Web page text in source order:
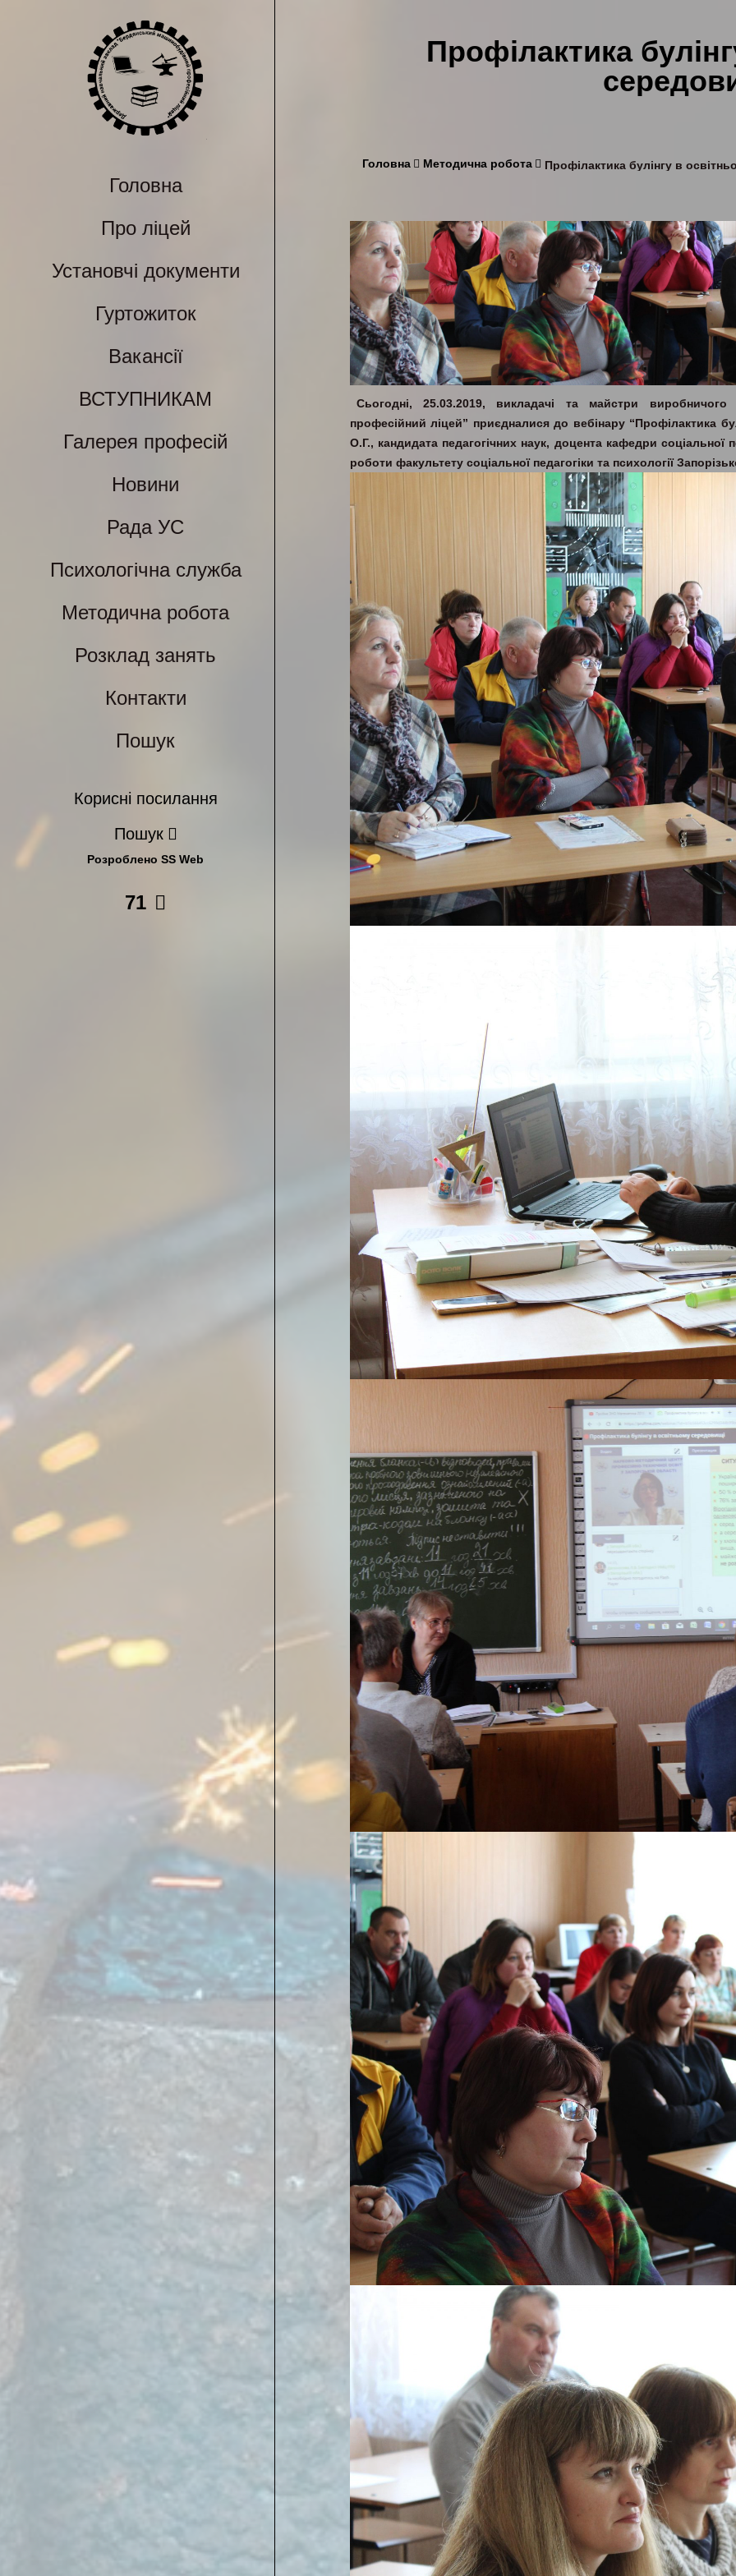
Головна
Про ліцей
Установчі документи
Гуртожиток
Вакансії
ВСТУПНИКАМ
Галерея професій
Новини
Рада УС
Психологічна служба
Методична робота
Розклад занять
Контакти
Пошук
Корисні посилання
Пошук
Розроблено SS Web
71
Профілактика
Головна Методична робота Профілактика булінгу в
Сьогодні, 25.03.2019, викладачі та майстри
професійний ліцей” приєдналися до вебінару “Профілактика
О.Г., кандидата педагогічних наук, доцента кафедри соціальної
роботи факультету соціальної педагогіки та психології